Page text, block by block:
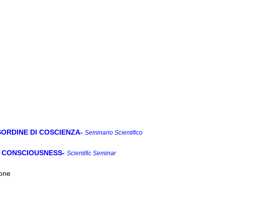
DI COSCIENZA- Seminario Scientifico
- Scientific Seminar